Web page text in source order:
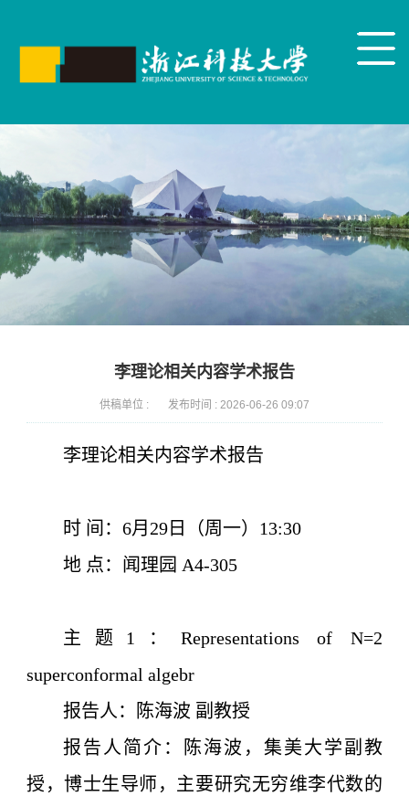
李理论相关内容学术报告
供稿单位 : 发布时间 : 2026-06-26 09:07
李理论相关内容学术报告
时 间：6月29日（周一）13:30
地 点：闻理园 A4-305
主题1： Representations of N=2
superconformal algebr
报告人：陈海波 副教授
报告人简介：陈海波，集美大学副教
授，博士生导师，主要研究无穷维李代数的